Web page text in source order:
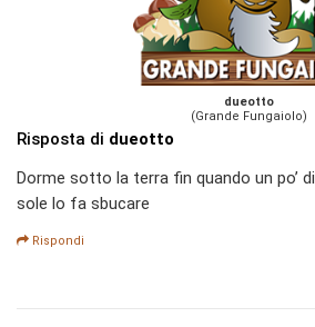
dueotto
(Grande Fungaiolo)
Risposta di dueotto
Dorme sotto la terra fin quando un po’ di
sole lo fa sbucare
Rispondi